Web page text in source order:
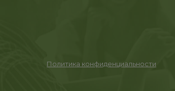
Политика конфиденциальности